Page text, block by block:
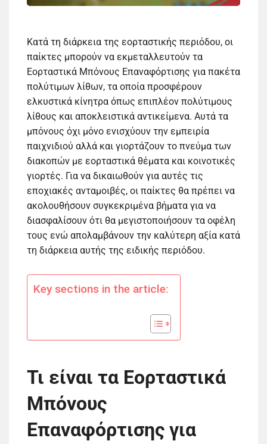
Κατά τη διάρκεια της εορταστικής περιόδου, οι
παίκτες μπορούν να εκμεταλλευτούν τα
Εορταστικά Μπόνους Επαναφόρτισης για πακέτα
πολύτιμων λίθων, τα οποία προσφέρουν
ελκυστικά κίνητρα όπως επιπλέον πολύτιμους
λίθους και αποκλειστικά αντικείμενα. Αυτά τα
μπόνους όχι μόνο ενισχύουν την εμπειρία
παιχνιδιού αλλά και γιορτάζουν το πνεύμα των
διακοπών με εορταστικά θέματα και κοινοτικές
γιορτές. Για να δικαιωθούν για αυτές τις
εποχιακές ανταμοιβές, οι παίκτες θα πρέπει να
ακολουθήσουν συγκεκριμένα βήματα για να
διασφαλίσουν ότι θα μεγιστοποιήσουν τα οφέλη
τους ενώ απολαμβάνουν την καλύτερη αξία κατά
τη διάρκεια αυτής της ειδικής περιόδου.
Key sections in the article:
Τι είναι τα Εορταστικά
Μπόνους
Επαναφόρτισης για